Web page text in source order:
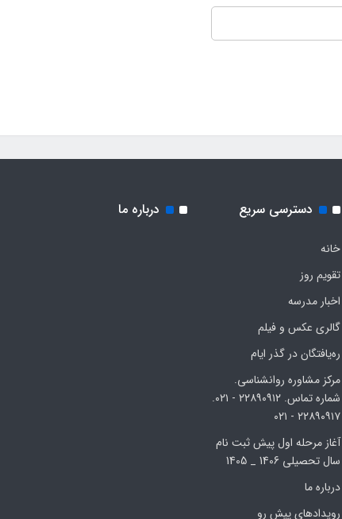
دسترسی سریع
خانه
تقویم روز
اخبار مدرسه
گالری عکس و فیلم
ره‌یافتگان در گذر ایام
مرکز مشاوره روانشناسی.
شماره تماس. ۲۲۸۹۰۹۱۲ - ۰۲۱.
۲۲۸۹۰۹۱۷ - ۰۲۱
آغاز مرحله اول پیش ثبت نام
سال تحصیلی 1406 _ 1405
درباره ما
رویدادهای پیش رو
درباره ما